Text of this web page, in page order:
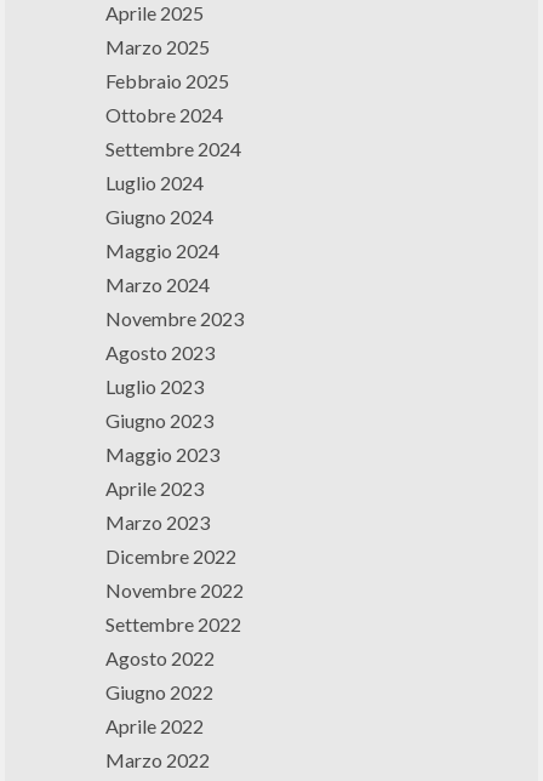
Aprile 2025
Marzo 2025
Febbraio 2025
Ottobre 2024
Settembre 2024
Luglio 2024
Giugno 2024
Maggio 2024
Marzo 2024
Novembre 2023
Agosto 2023
Luglio 2023
Giugno 2023
Maggio 2023
Aprile 2023
Marzo 2023
Dicembre 2022
Novembre 2022
Settembre 2022
Agosto 2022
Giugno 2022
Aprile 2022
Marzo 2022